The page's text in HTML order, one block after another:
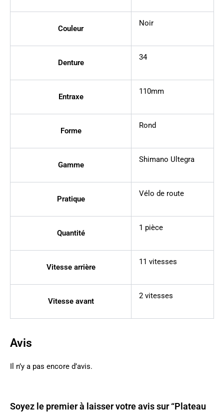
Couleur
Noir
Denture
34
Entraxe
110mm
Forme
Rond
Gamme
Shimano Ultegra
Pratique
Vélo de route
Quantité
1 pièce
Vitesse arrière
11 vitesses
Vitesse avant
2 vitesses
Avis
Il n’y a pas encore d’avis.
Soyez le premier à laisser votre avis sur “Plateau